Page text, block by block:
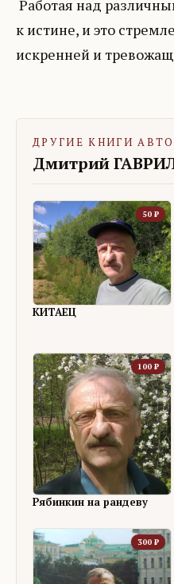
Работая над
к истине, и это
искренней и
ДРУГИЕ КНИГИ
Дмитрий
50 ₽
КИТАЕЦ
100 ₽
Рябинкин на рандеву
300 ₽